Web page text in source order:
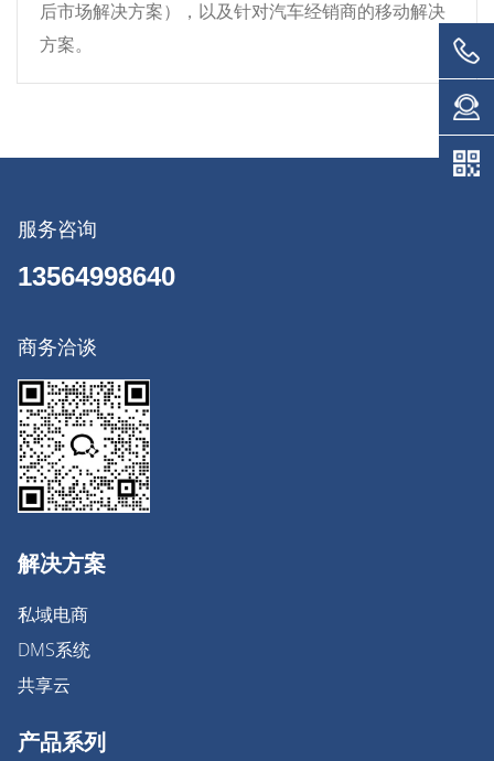
后市场解决方案），以及针对汽车经销商的移动解决
方案。
服务咨询
13564998640
商务洽谈
解决方案
私域电商
DMS系统
共享云
产品系列